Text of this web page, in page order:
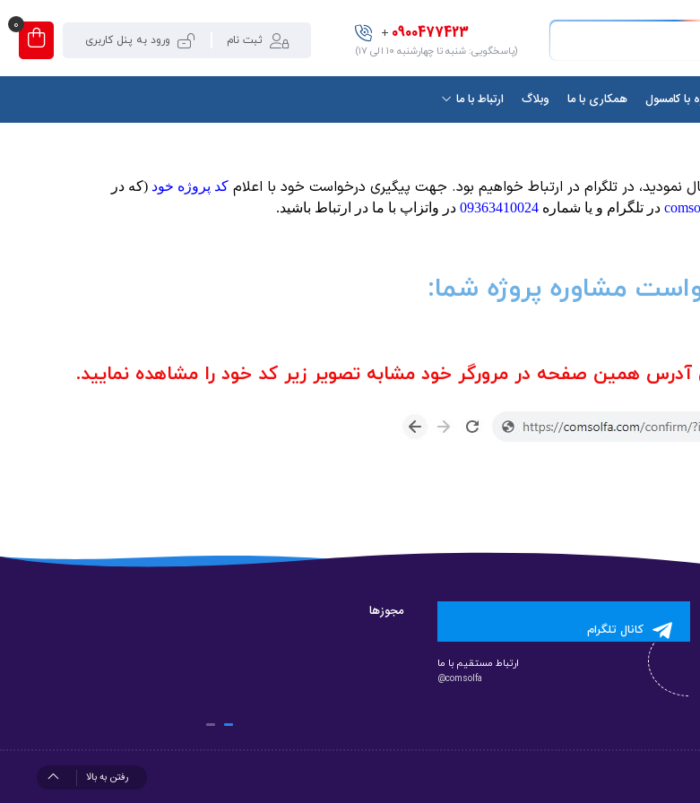
0900477423
+
(پاسخگویی: شنبه تا چهارشنبه ۱۰ الی ۱۷)
ثبت نام ورود به پنل کاربری
0
با کامسول همکاری با ما وبلاگ ارتباط با ما
در تلگرام در ارتباط خواهیم بود. جهت پیگیری درخواست خود با اعلام کد پروژه خود (که در
در تلگرام و یا شماره 09363410024 در واتزاپ با ما در ارتباط باشید.
مشاوره پروژه شما:
آدرس همین صفحه در مرورگر خود مشابه تصویر زیر کد خود را مشاهده نمایید.
کانال تلگرام
ارتباط مستقیم با ما
@comsolfa
مجوزها
رفتن به بالا